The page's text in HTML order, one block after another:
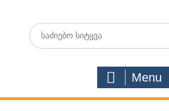
Search
for:
Menu